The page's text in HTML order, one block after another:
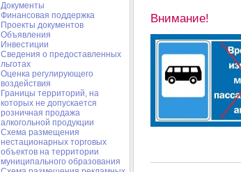
Документы
Финансовая поддержка
Проекты документов
Объявления
Инвестиции
Сведения о предоставленных
льготах
Оценка регулирующего
воздействия
Границы территорий, на
которых не допускается
розничная продажа
алкогольной продукции
Схема размещения
нестационарных торговых
объектов на территории
муниципального образования
Внимание!